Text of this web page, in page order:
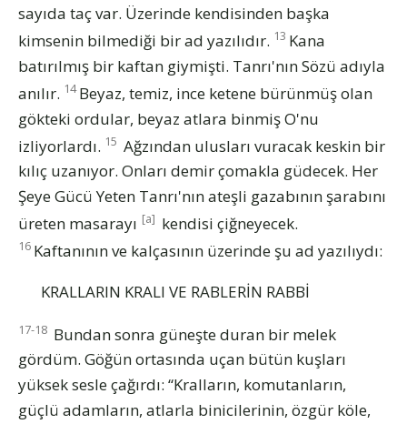
sayıda taç var. Üzerinde kendisinden başka
kimsenin bilmediği bir ad yazılıdır. 13 Kana
batırılmış bir kaftan giymişti. Tanrı'nın Sözü adıyla
anılır. 14 Beyaz, temiz, ince ketene bürünmüş olan
gökteki ordular, beyaz atlara binmiş O'nu
izliyorlardı. 15 Ağzından ulusları vuracak keskin bir
kılıç uzanıyor. Onları demir çomakla güdecek. Her
Şeye Gücü Yeten Tanrı'nın ateşli gazabının şarabını
üreten masarayı [a] kendisi çiğneyecek.
16 Kaftanının ve kalçasının üzerinde şu ad yazılıydı:
KRALLARIN KRALI VE RABLERİN RABBİ
17-18 Bundan sonra güneşte duran bir melek
gördüm. Göğün ortasında uçan bütün kuşları
yüksek sesle çağırdı: “Kralların, komutanların,
güçlü adamların, atlarla binicilerinin, özgür köle,